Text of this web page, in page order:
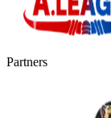
Partners